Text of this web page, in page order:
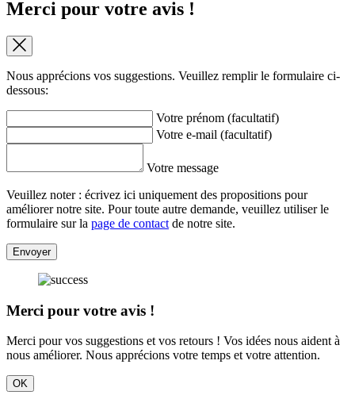
Merci pour votre avis !
Nous apprécions vos suggestions. Veuillez remplir le formulaire ci-
dessous:
Votre prénom (facultatif)
Votre e-mail (facultatif)
Votre message
Veuillez noter : écrivez ici uniquement des propositions pour
améliorer notre site. Pour toute autre demande, veuillez utiliser le
formulaire sur la page de contact de notre site.
Envoyer
Merci pour votre avis !
Merci pour vos suggestions et vos retours ! Vos idées nous aident à
nous améliorer. Nous apprécions votre temps et votre attention.
OK